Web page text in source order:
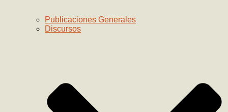
Publicaciones Generales
Discursos